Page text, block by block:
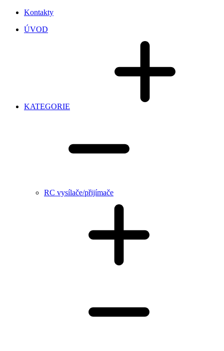
Kontakty
ÚVOD
KATEGORIE
RC vysílače/přijímače